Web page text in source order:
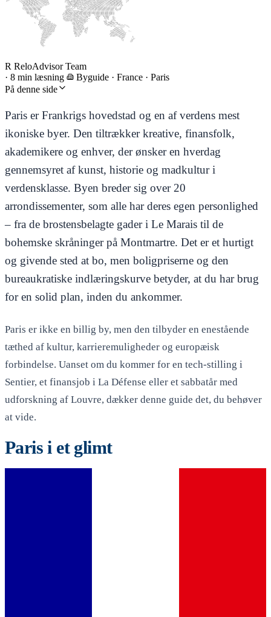
R ReloAdvisor Team
· 8 min læsning Byguide · France · Paris
På denne side
Paris er Frankrigs hovedstad og en af verdens mest
ikoniske byer. Den tiltrækker kreative, finansfolk,
akademikere og enhver, der ønsker en hverdag
gennemsyret af kunst, historie og madkultur i
verdensklasse. Byen breder sig over 20
arrondissementer, som alle har deres egen personlighed
– fra de brostensbelagte gader i Le Marais til de
bohemske skråninger på Montmartre. Det er et hurtigt
og givende sted at bo, men boligpriserne og den
bureaukratiske indlæringskurve betyder, at du har brug
for en solid plan, inden du ankommer.
Paris er ikke en billig by, men den tilbyder en enestående
tæthed af kultur, karrieremuligheder og europæisk
forbindelse. Uanset om du kommer for en tech-stilling i
Sentier, et finansjob i La Défense eller et sabbatår med
udforskning af Louvre, dækker denne guide det, du behøver
at vide.
Paris i et glimt